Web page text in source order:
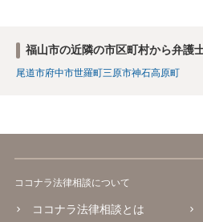
福山市の近隣の市区町村から弁護
尾道市府中市世羅町三原市神石高原町
ココナラ法律相談について
ココナラ法律相談とは